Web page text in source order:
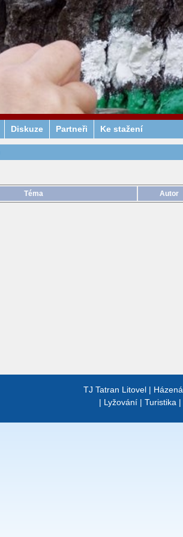
Diskuze Partneři Ke stažení
Téma Autor
TJ Tatran Litovel | Házená
| Lyžování | Turistika |